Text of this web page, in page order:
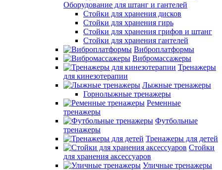
Оборудование для штанг и гантелей
Стойки для хранения дисков
Стойки для хранения гирь
Стойки для хранения грифов и штанг
Стойки для хранения гантелей
Виброплатформы
Вибромассажеры
Тренажеры
для кинезотерапии
Лыжные тренажеры
Горнолыжные тренажеры
Ременные
тренажеры
Футбольные
тренажеры
Тренажеры для детей
Стойки
для хранения аксессуаров
Уличные тренажеры